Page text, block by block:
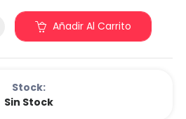
Añadir Al Carrito
Stock:
Sin Stock